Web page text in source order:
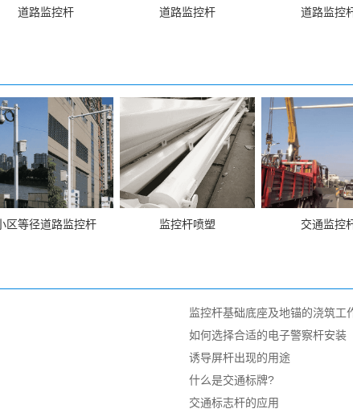
道路监控杆 道路监控杆 道路监控
区等径道路监控杆 监控杆喷塑 交通监控
监控杆基础底座及地锚的浇筑工
如何选择合适的电子警察杆安装
诱导屏杆出现的用途
什么是交通标牌?
交通标志杆的应用